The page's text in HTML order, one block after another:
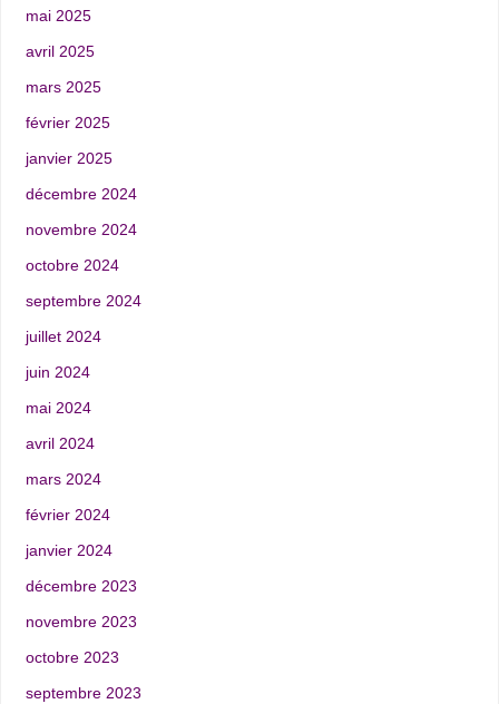
mai 2025
avril 2025
mars 2025
février 2025
janvier 2025
décembre 2024
novembre 2024
octobre 2024
septembre 2024
juillet 2024
juin 2024
mai 2024
avril 2024
mars 2024
février 2024
janvier 2024
décembre 2023
novembre 2023
octobre 2023
septembre 2023